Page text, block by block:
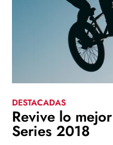
DESTACADAS
Revive lo
Series 2018